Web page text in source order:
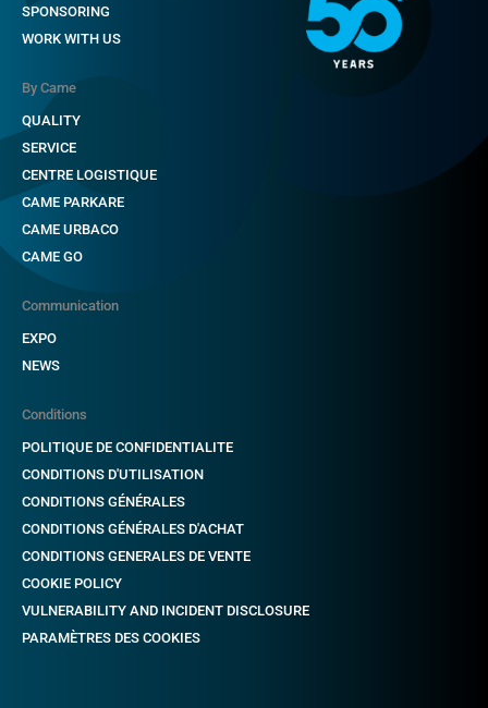
SPONSORING
WORK WITH US
By Came
QUALITY
SERVICE
CENTRE LOGISTIQUE
CAME PARKARE
CAME URBACO
CAME GO
Communication
EXPO
NEWS
Conditions
POLITIQUE DE CONFIDENTIALITE
CONDITIONS D'UTILISATION
CONDITIONS GÉNÉRALES
CONDITIONS GÉNÉRALES D'ACHAT
CONDITIONS GENERALES DE VENTE
COOKIE POLICY
VULNERABILITY AND INCIDENT DISCLOSURE
PARAMÈTRES DES COOKIES